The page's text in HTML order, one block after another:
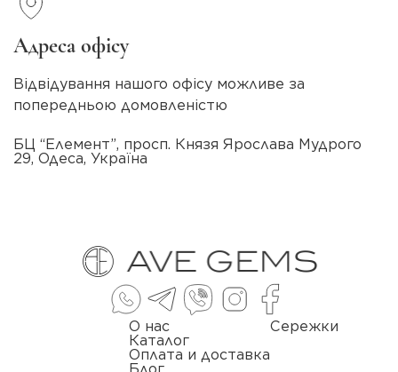
Адреса офісу
Відвідування нашого офісу можливе за
попередньою домовленістю
БЦ “Елемент”, просп. Князя Ярослава Мудрого
29, Одеса, Україна
О нас
Каталог
Оплата и доставка
Сережки